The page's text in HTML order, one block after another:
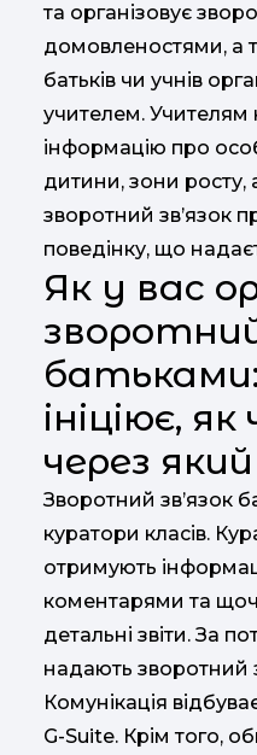
та організовує
домовленостями, а
батьків чи учнів
учителем. Учителям
інформацію про
дитини, зони росту,
зворотний зв’язок
поведінку, що
Як у вас
зворотний
ініціює,
через
Зворотний зв’язок
куратори класів.
отримують
коментарями та
детальні звіти. За
надають зворотний
Комунікація
G-Suite. Крім того,